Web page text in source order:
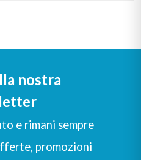
nostra
e rimani sempre
promozioni